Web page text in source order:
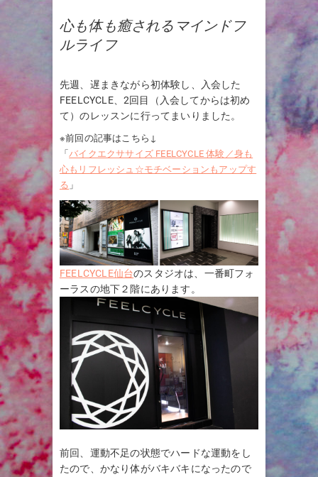
心も体も癒されるマインドフ
ルライフ
先週、遅まきながら初体験し、入会した
FEELCYCLE、2回目（入会してからは初め
て）のレッスンに行ってまいりました。
※前回の記事はこちら↓
「バイクエクササイズ FEELCYCLE 体験／身も
心もリフレッシュ☆モチベーションもアップす
る 」
FEELCYCLE仙台のスタジオは、一番町フォ
ーラスの地下２階にあります。
前回、運動不足の状態でハードな運動をし
たので、かなり体がバキバキになったので